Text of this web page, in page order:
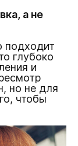
а не
подходит
глубоко
и
но не для
чтобы